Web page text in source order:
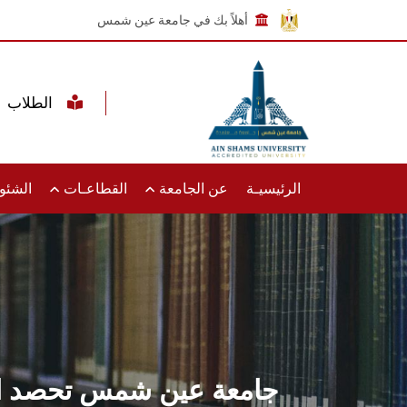
أهلاً بك في جامعة عين شمس
الرئيسيـة عن الجامعة القطاعـات
جامعة عين شمس تحصد